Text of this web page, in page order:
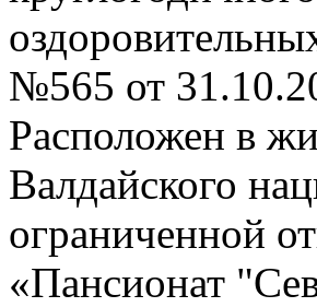
№565 от
Расположен в
Валдайского
ограниченной
«Пансионат